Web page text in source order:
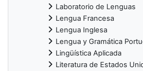
Laboratorio de Lenguas
Lengua Francesa
Lengua Inglesa
Lengua y Gramática
Lingüística Aplicada
Literatura de Estados